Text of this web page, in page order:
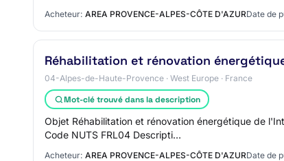
Acheteur: AREA PROVENCE-ALPES-CÔTE D'AZURDate de
Réhabilitation et rénovation
04-Alpes-de-Haute-Provence · West Europe · France
Mot-clé trouvé dans la description
Objet Réhabilitation et rénovation énergétique de
Code NUTS FRL04 Descripti…
Acheteur: AREA PROVENCE-ALPES-CÔTE D'AZURDate de